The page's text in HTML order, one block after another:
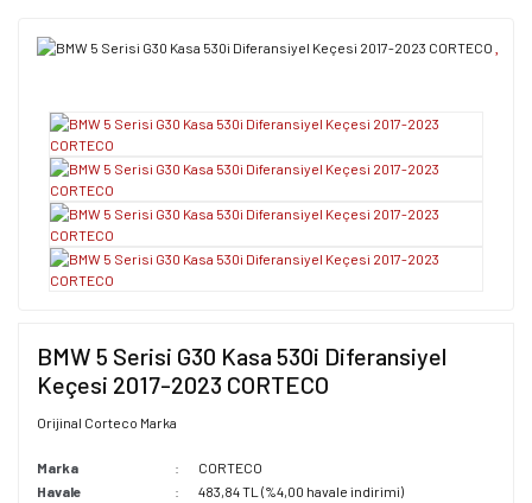
BMW 5 Serisi G30 Kasa 530i Diferansiyel
Keçesi 2017-2023 CORTECO
Orijinal Corteco Marka
Marka
CORTECO
Havale
483,84 TL (%4,00 havale indirimi)